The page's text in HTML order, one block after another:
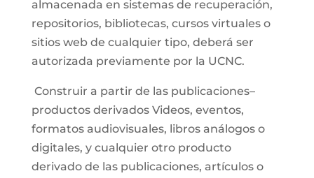
almacenada en sistemas de recuperación,
repositorios, bibliotecas, cursos virtuales o
sitios web de cualquier tipo, deberá ser
autorizada previamente por la UCNC.
Construir a partir de las publicaciones–
productos derivados Videos, eventos,
formatos audiovisuales, libros análogos o
digitales, y cualquier otro producto
derivado de las publicaciones, artículos o